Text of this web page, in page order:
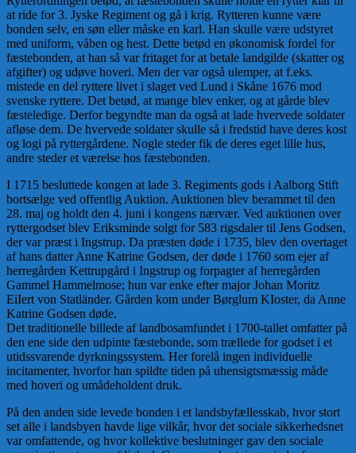
at ride for 3. Jyske Regiment og gå i krig. Rytteren kunne være
bonden selv, en søn eller måske en karl. Han skulle være udstyret
med uniform, våben og hest. Dette betød en økonomisk fordel for
fæstebonden, at han så var fritaget for at betale landgilde (skatter og
afgifter) og udøve hoveri. Men der var også ulemper, at f.eks.
mistede en del ryttere livet i slaget ved Lund i Skåne 1676 mod
svenske ryttere. Det betød, at mange blev enker, og at gårde blev
fæsteledige. Derfor begyndte man da også at lade hvervede soldater
afløse dem. De hvervede soldater skulle så i fredstid have deres kost
og logi på ryttergårdene. Nogle steder fik de deres eget lille hus,
andre steder et værelse hos fæstebonden.
I 1715 besluttede kongen at lade 3. Regiments gods i Aalborg Stift
bortsælge ved offentlig Auktion. Auktionen blev berammet til den
28. maj og holdt den 4. juni i kongens nærvær. Ved auktionen over
ryttergodset blev Eriksminde solgt for 583 rigsdaler til Jens Godsen,
der var præst i Ingstrup. Da præsten døde i 1735, blev den overtaget
af hans datter Anne Katrine Godsen, der døde i 1760 som ejer af
herregården Kettrupgård i Ingstrup og forpagter af herregården
Gammel Hammelmose; hun var enke efter major Johan Moritz
EiIert von Statländer. Gården kom under Børglum KIoster, da Anne
Katrine Godsen døde.
Det traditionelle billede af landbosamfundet i 1700-tallet omfatter på
den ene side den udpinte fæstebonde, som trællede for godset i et
utidssvarende dyrkningssystem. Her forelå ingen individuelle
incitamenter, hvorfor han spildte tiden på uhensigtsmæssig måde
med hoveri og umådeholdent druk.
På den anden side levede bonden i et landsbyfællesskab, hvor stort
set alle i landsbyen havde lige vilkår, hvor det sociale sikkerhedsnet
var omfattende, og hvor kollektive beslutninger gav den sociale